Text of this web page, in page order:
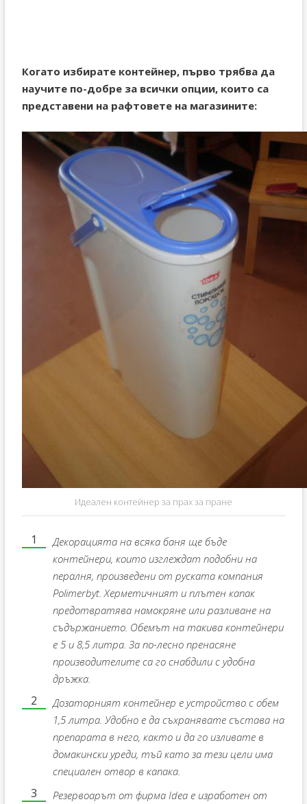
Когато избирате контейнер, първо трябва да
научите по-добре за всички опции, които са
представени на рафтовете на магазините:
Идеален контейнер за прах за пране
Декорацията на всяка баня ще бъде
контейнери, които изглеждат подобни на
пералня, произведени от руската компания
Polimerbyt. Херметичният и плътен капак
предотвратява намокряне или разливане на
съдържанието. Обемът на такива контейнери
е 5 и 8,5 литра. За по-лесно пренасяне
производителите са го снабдили с удобна
дръжка.
Дозаторният контейнер е устройство с обем
1,5 литра. Удобно е да съхранявате състава на
препарата в него, както и да го изливате в
домакински уреди, тъй като за тези цели има
специален отвор в капака.
Резервоарът от фирма Idea е изработен от